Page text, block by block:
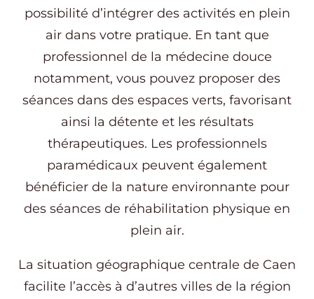
possibilité d’intégrer des activités en plein
air dans votre pratique. En tant que
professionnel de la médecine douce
notamment, vous pouvez proposer des
séances dans des espaces verts, favorisant
ainsi la détente et les résultats
thérapeutiques. Les professionnels
paramédicaux peuvent également
bénéficier de la nature environnante pour
des séances de réhabilitation physique en
plein air.
La situation géographique centrale de Caen
facilite l’accès à d’autres villes de la région